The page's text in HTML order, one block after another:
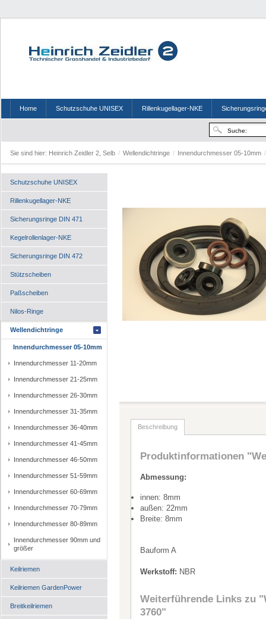
Home Schutzschuhe UNISEX Rillenkugellager-NKE
Sie sind hier: Heinrich Zeidler 2, Selb / Wellendichtringe / Innendurchmesser 05-10mm /
Schutzschuhe UNISEX
Rillenkugellager-NKE
Sicherungsringe DIN 471
Kegelrollenlager-NKE
Sicherungsringe DIN 472
Stützscheiben
Paßscheiben
Nilos-Ringe
Wellendichtringe
Innendurchmesser 05-10mm
Innendurchmesser 11-20mm
Innendurchmesser 21-25mm
Innendurchmesser 26-30mm
Innendurchmesser 31-35mm
Innendurchmesser 36-40mm
Innendurchmesser 41-45mm
Innendurchmesser 46-50mm
Innendurchmesser 51-59mm
Innendurchmesser 60-69mm
Innendurchmesser 70-79mm
Innendurchmesser 80-89mm
Innendurchmesser 90mm und
größer
Keilriemen
Keilriemen GardenPower
Breitkeilriemen
Beschreibung
Produktinformationen
Abmessung:
innen: 8mm
außen: 22mm
Breite: 8mm
Bauform A
Werkstoff: NBR
Weiterführende Links zu
3760"